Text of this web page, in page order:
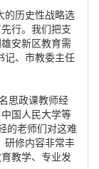
的历史性战略选
行。我们把支
安新区教育需
记、市教委主任
思政课教师经
国人民大学等
的老师们对这难
研修内容非常丰
教学、专业发